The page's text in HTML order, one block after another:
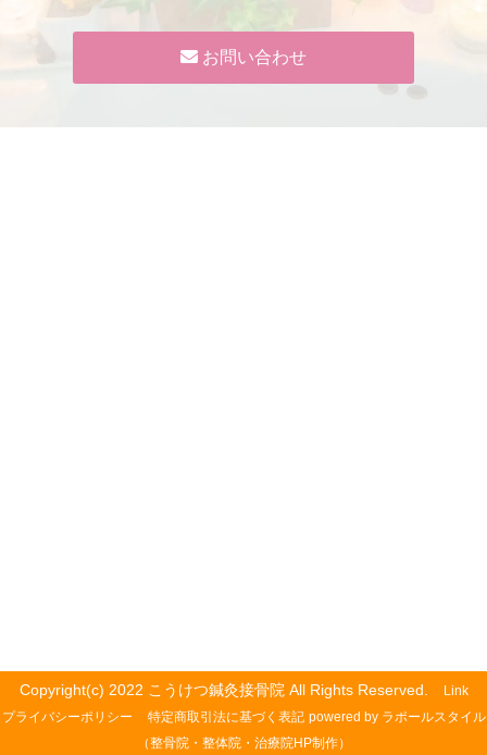
お問い合わせ
Copyright(c) 2022 こうけつ鍼灸接骨院 All Rights Reserved.
Link
プライバシーポリシー
特定商取引法に基づく表記 powered by ラポールスタイル
（整骨院・整体院・治療院HP制作）